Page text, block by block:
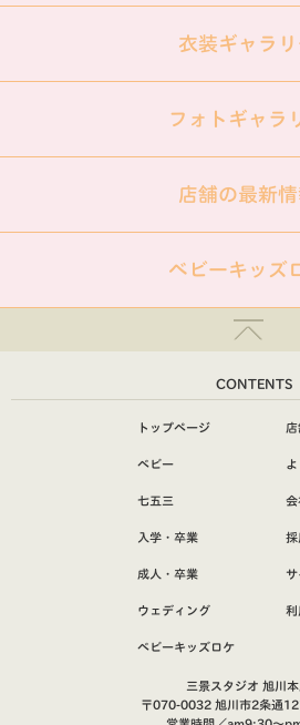
衣装ギャラ
フォトギャラ
店舗の最新
ベビーキッズ
CONTENTS
トップページ
ベビー
七五三
入学・卒業
成人・卒業
ウェディング
ベビーキッズロケ
会
採
サ
利
三景スタジオ 旭川
〒070-0032 旭川市2条通12